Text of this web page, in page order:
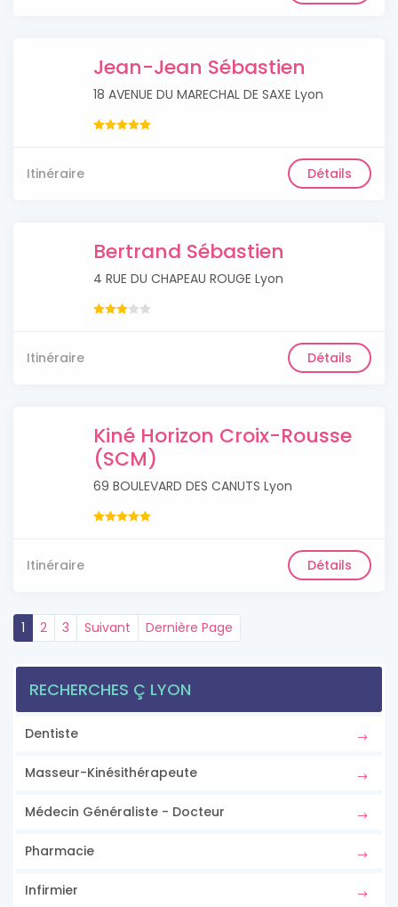
Jean-Jean Sébastien
18 AVENUE DU MARECHAL DE SAXE Lyon
Itinéraire Détails
Bertrand Sébastien
4 RUE DU CHAPEAU ROUGE Lyon
Itinéraire Détails
Kiné Horizon Croix-Rousse
(SCM)
69 BOULEVARD DES CANUTS Lyon
Itinéraire Détails
1 2 3 Suivant Dernière Page
RECHERCHES Ç LYON
Dentiste
Masseur-Kinésithérapeute
Médecin Généraliste - Docteur
Pharmacie
Infirmier